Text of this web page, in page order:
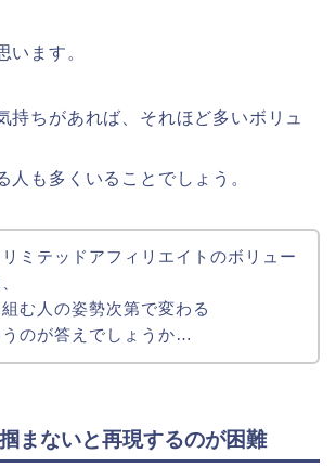
います。
持ちがあれば、それほど多いボリュ
人も多くいることでしょう。
ミテッドアフィリエイトのボリュー
む人の姿勢次第で変わる
うのが答えでしょうか…
まないと再現するのが困難